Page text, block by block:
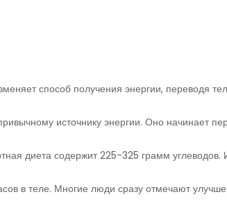
способ получения энергии, переводя
источнику энергии. Оно начинает
диета содержит 225-325 грамм углеводов.
в теле. Многие люди сразу отмечают